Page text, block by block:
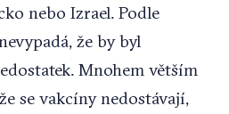
nebo Izrael. Podle
že by byl
Mnohem větším
se vakcíny nedostávají,